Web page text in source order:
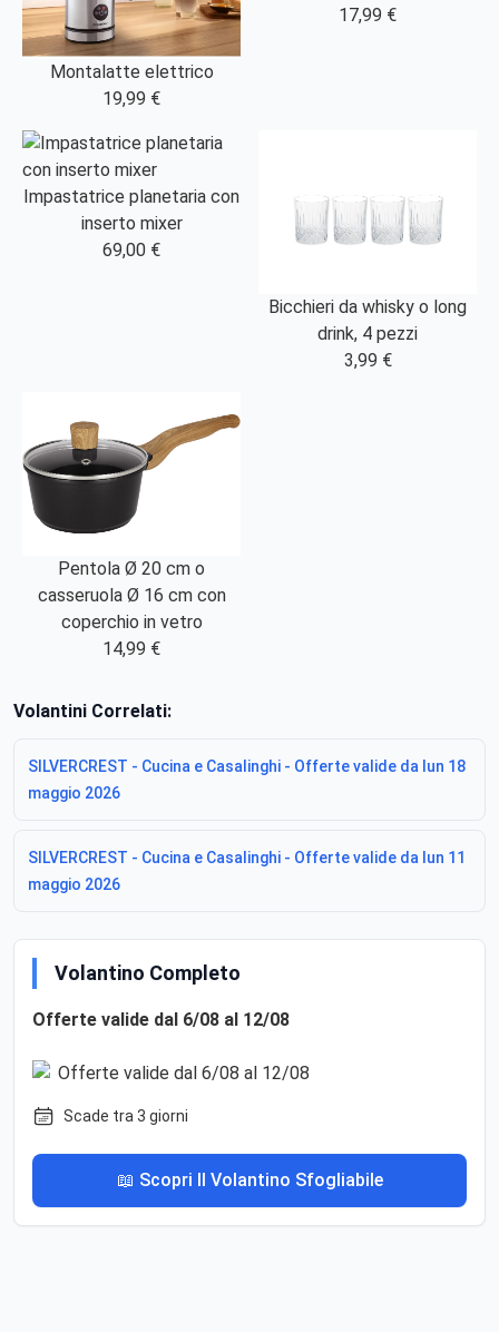
Montalatte elettrico
19,99 €
17,99 €
Impastatrice planetaria con
inserto mixer
69,00 €
Bicchieri da whisky o long
drink, 4 pezzi
3,99 €
Pentola Ø 20 cm o
casseruola Ø 16 cm con
coperchio in vetro
14,99 €
Volantini Correlati:
SILVERCREST - Cucina e Casalinghi - Offerte valide da lun 18
maggio 2026
SILVERCREST - Cucina e Casalinghi - Offerte valide da lun 11
maggio 2026
Volantino Completo
Offerte valide dal 6/08 al 12/08
Scade tra 3 giorni
📖 Scopri Il Volantino Sfogliabile